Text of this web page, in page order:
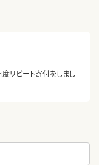
度リピート寄付をしまし